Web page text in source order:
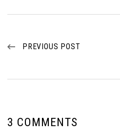
PREVIOUS POST
3 COMMENTS